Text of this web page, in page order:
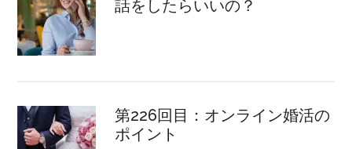
話をしたらいいの？
第226回目：オンライン婚活の
ポイント